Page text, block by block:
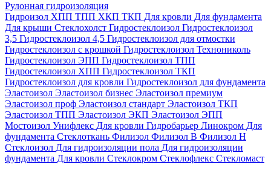
Рулонная гидроизоляция
Гидроизол ХПП ТПП ХКП ТКП Для кровли Для фундамента
Для крыши Стеклохолст Гидростеклоизол Гидростеклоизол
3,5 Гидростеклоизол 4,5 Гидростеклоизол для отмостки
Гидростеклоизол с крошкой Гидростеклоизол Технониколь
Гидростеклоизол ЭПП Гидростеклоизол ТПП
Гидростеклоизол ХПП Гидростеклоизол ТКП
Гидростеклоизол для кровли Гидростеклоизол для фундамента
Эластоизол Эластоизол бизнес Эластоизол премиум
Эластоизол проф Эластоизол стандарт Эластоизол ТКП
Эластоизол ТПП Эластоизол ЭКП Эластоизол ЭПП
Мостоизол Унифлекс Для кровли Гидробарьер Линокром Для
фундамента Стеклоткань Филизол Филизол В Филизол Н
Стеклоизол Для гидроизоляции пола Для гидроизоляции
фундамента Для кровли Стеклокром Стеклофлекс Стекломаст